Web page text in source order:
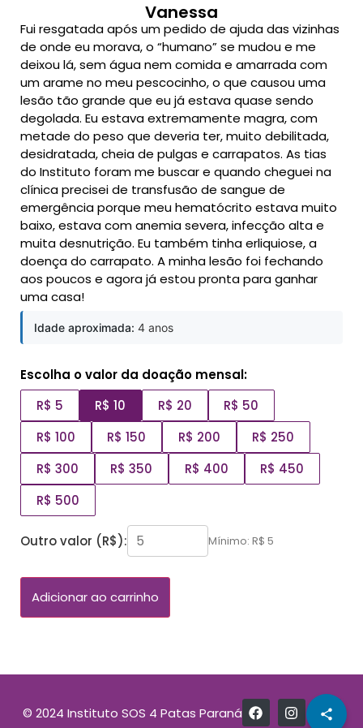
Vanessa
Fui resgatada após um pedido de ajuda das vizinhas
de onde eu morava, o “humano” se mudou e me
deixou lá, sem água nem comida e amarrada com
um arame no meu pescocinho, o que causou uma
lesão tão grande que eu já estava quase sendo
degolada. Eu estava extremamente magra, com
metade do peso que deveria ter, muito debilitada,
desidratada, cheia de pulgas e carrapatos. As tias
do Instituto foram me buscar e quando cheguei na
clínica precisei de transfusão de sangue de
emergência porque meu hematócrito estava muito
baixo, estava com anemia severa, infecção alta e
muita desnutrição. Eu também tinha erliquiose, a
doença do carrapato. A minha lesão foi fechando
aos poucos e agora já estou pronta para ganhar
uma casa!
Idade aproximada: 4 anos
Escolha o valor da doação mensal:
R$ 5
R$ 10 R$ 20
R$ 50
R$ 100
R$ 150 R$ 200
R$ 250
R$ 300
R$ 350 R$ 400
R$ 450
R$ 500
Outro valor (R$): Mínimo: R$ 5
Adicionar ao carrinho
© 2024 Instituto SOS 4 Patas Paraná